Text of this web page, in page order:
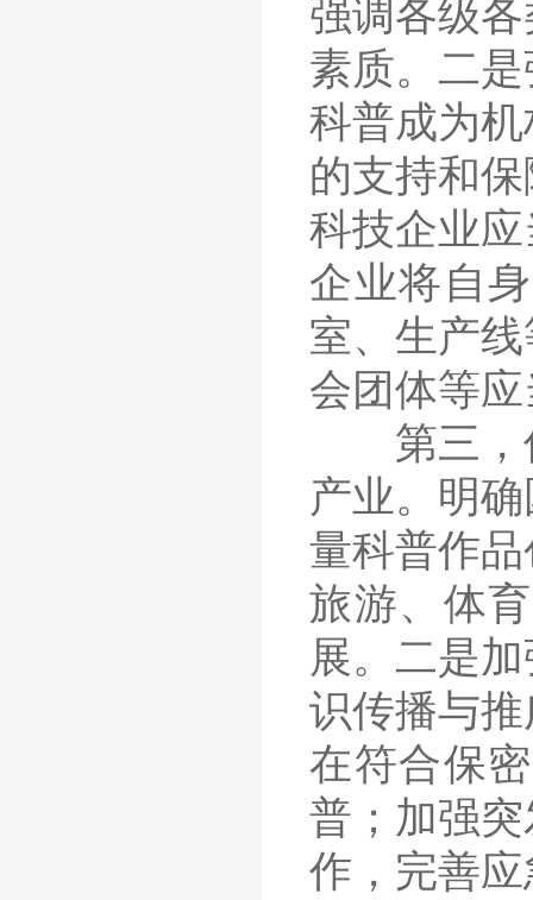
强调各级
素质。二
科普成为
的支持和
科技企业
企业将自
室、生产
会团体等
第三，促
产业。明
量科普作
旅游、体
展。二是
识传播与
在符合保
普；加强
作，完善